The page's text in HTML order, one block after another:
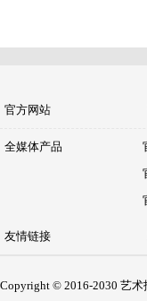
官方网站
全媒体产品
友情链接
Copyright © 2016-2030 艺术